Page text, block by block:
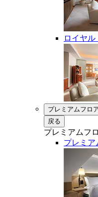
ロイヤル
プレミアムフロ
戻る
プレミアムフ
プレミア